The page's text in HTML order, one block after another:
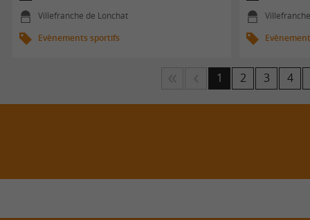
Villefranche de Lonchat
Evènements sportifs
1 2 3 4